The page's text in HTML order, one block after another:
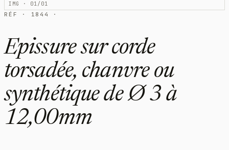
IMG · 01/01
RÉF · 1844 ·
Epissure sur corde
torsadée, chanvre ou
synthétique de Ø 3 à
12,00mm